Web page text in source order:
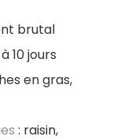
brutal
10 jours
en gras,
: raisin,